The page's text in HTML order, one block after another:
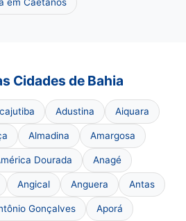
Cidades de Bahia
Adustina Aiquara
Almadina Amargosa
Dourada Anagé
Angical Anguera Antas
Gonçalves Aporá